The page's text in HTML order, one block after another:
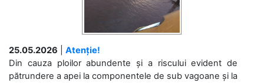
25.05.2026
Atenție!
Din cauza ploilor abundente și a riscului evident de
pătrundere a apei la componentele de sub vagoane și la